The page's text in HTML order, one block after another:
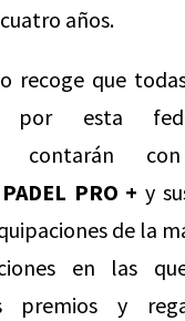
años.
recoge que
por esta
contarán
PRO + y
de la
en las
premios y